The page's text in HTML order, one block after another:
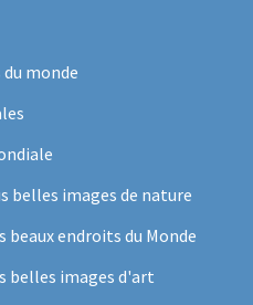
monde
belles images de nature
beaux endroits du Monde
belles images d'art